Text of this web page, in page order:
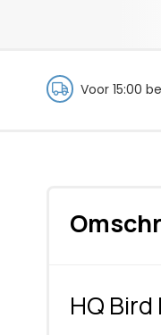
Voor 15:00
HQ